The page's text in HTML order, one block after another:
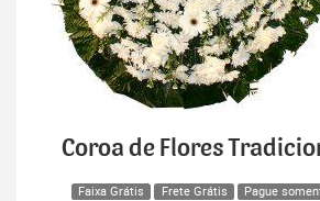
Coroa de Flores
Faixa Grátis Frete Grátis Pague